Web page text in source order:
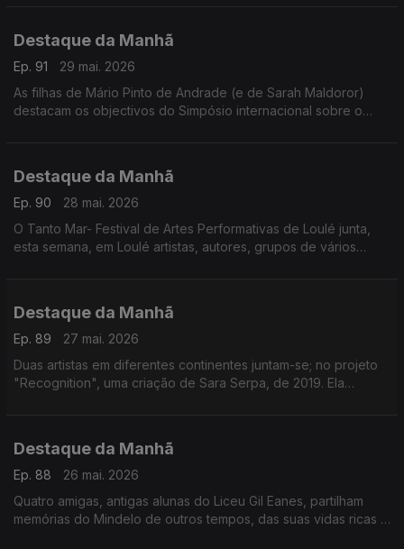
Destaque da Manhã
Ep. 91
29 mai. 2026
As filhas de Mário Pinto de Andrade (e de Sarah Maldoror)
destacam os objectivos do Simpósio internacional sobre o
Destaque da Manhã
Ep. 90
28 mai. 2026
O Tanto Mar- Festival de Artes Performativas de Loulé junta,
esta semana, em Loulé artistas, autores, grupos de vários
Destaque da Manhã
Ep. 89
27 mai. 2026
Duas artistas em diferentes continentes juntam-se; no projeto
"Recognition", uma criação de Sara Serpa, de 2019. Ela
Destaque da Manhã
Ep. 88
26 mai. 2026
Quatro amigas, antigas alunas do Liceu Gil Eanes, partilham
memórias do Mindelo de outros tempos, das suas vidas ricas e